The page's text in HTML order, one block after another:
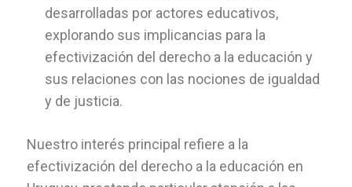
desarrolladas por actores educativos,
explorando sus implicancias para la
efectivización del derecho a la educación y
sus relaciones con las nociones de igualdad
y de justicia.
Nuestro interés principal refiere a la
efectivización del derecho a la educación en